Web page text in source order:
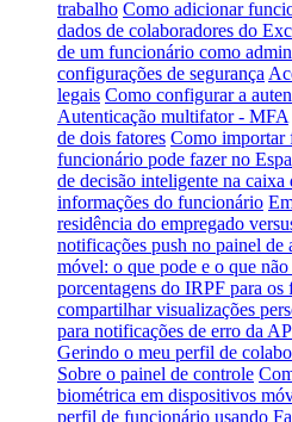
trabalho Como adicionar
dados de colaboradores do
de um funcionário como
configurações de segurança
legais Como configurar a
Autenticação multifator - MFA
de dois fatores Como importar
funcionário pode fazer no
de decisão inteligente na caixa
informações do funcionário
residência do empregado
notificações push no painel de
móvel: o que pode e o que
porcentagens do IRPF para os
compartilhar visualizações
para notificações de erro da
Gerindo o meu perfil de
Sobre o painel de controle
biométrica em dispositivos
perfil de funcionário usando